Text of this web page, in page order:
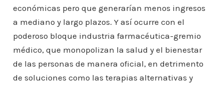
económicas pero que generarían menos ingresos
a mediano y largo plazos. Y así ocurre con el
poderoso bloque industria farmacéutica-gremio
médico, que monopolizan la salud y el bienestar
de las personas de manera oficial, en detrimento
de soluciones como las terapias alternativas y